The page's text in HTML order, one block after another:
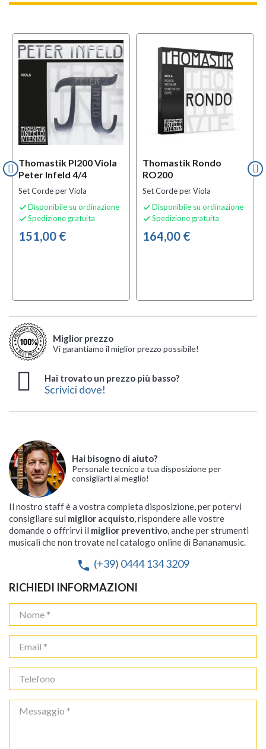
Thomastik PI200 Viola
Peter Infeld 4/4
Set Corde per Viola
 Disponibile su ordinazione
 Spedizione gratuita
151,00 €
Thomastik Rondo
RO200
Set Corde per Viola
 Disponibile su ordinazione
 Spedizione gratuita
164,00 €
Miglior prezzo
Vi garantiamo il miglior prezzo possibile!
Hai trovato un prezzo più basso?
Scrivici dove!
Hai bisogno di aiuto?
Personale tecnico a tua disposizione per
consigliarti al meglio!
Il nostro staff è a vostra completa disposizione, per potervi
consigliare sul miglior acquisto, rispondere alle vostre
domande o offrirvi il miglior preventivo, anche per strumenti
musicali che non trovate nel catalogo online di Bananamusic.
phone (+39) 0444 134 3209
RICHIEDI INFORMAZIONI